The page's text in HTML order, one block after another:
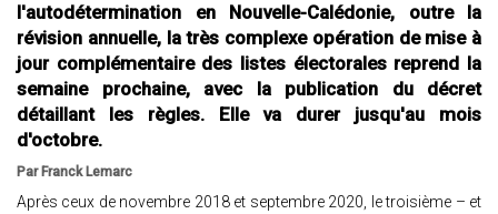
l'autodétermination en Nouvelle-Calédonie, outre la
révision annuelle, la très complexe opération de mise à
jour complémentaire des listes électorales reprend la
semaine prochaine, avec la publication du décret
détaillant les règles. Elle va durer jusqu'au mois
d'octobre.
Par Franck Lemarc
Après ceux de novembre 2018 et septembre 2020, le troisième – et